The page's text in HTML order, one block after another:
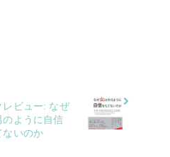
レビュー: なぜ
のように自信
ないのか